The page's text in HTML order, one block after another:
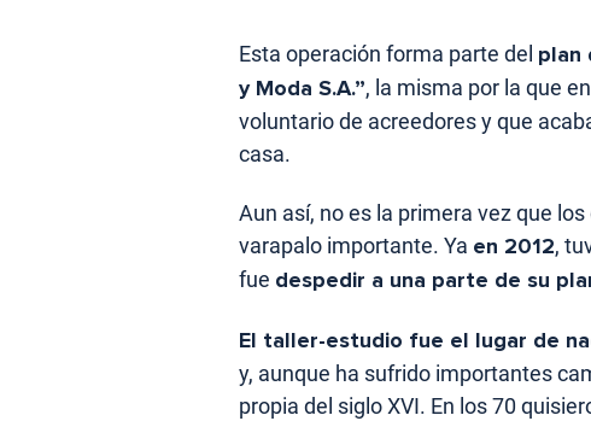
Esta operación forma parte del plan
y Moda S.A.”, la misma por la que
voluntario de acreedores y que
casa.
Aun así, no es la primera vez que
varapalo importante. Ya en 2012,
fue despedir a una parte de su
El taller-estudio fue el lugar de
y, aunque ha sufrido importantes
propia del siglo XVI. En los 70